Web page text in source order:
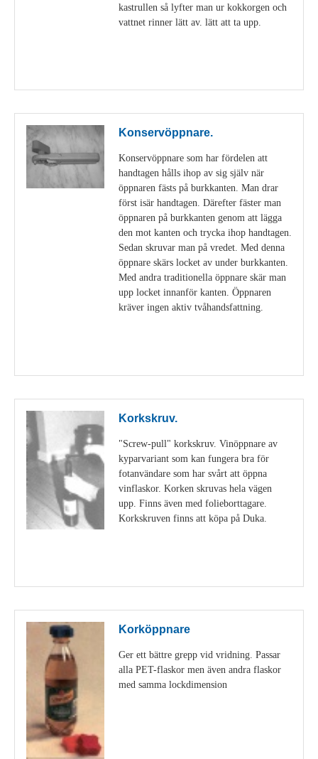
kastrullen så lyfter man ur kokkorgen och
vattnet rinner lätt av. lätt att ta upp.
Konservöppnare.
Konservöppnare som har fördelen att
handtagen hålls ihop av sig själv när
öppnaren fästs på burkkanten. Man drar
först isär handtagen. Därefter fäster man
öppnaren på burkkanten genom att lägga
den mot kanten och trycka ihop handtagen.
Sedan skruvar man på vredet. Med denna
öppnare skärs locket av under burkkanten.
Med andra traditionella öppnare skär man
upp locket innanför kanten. Öppnaren
kräver ingen aktiv tvåhandsfattning.
Korkskruv.
"Screw-pull" korkskruv. Vinöppnare av
kyparvariant som kan fungera bra för
fotanvändare som har svårt att öppna
vinflaskor. Korken skruvas hela vägen
upp. Finns även med folieborttagare.
Korkskruven finns att köpa på Duka.
Korköppnare
Ger ett bättre grepp vid vridning. Passar
alla PET-flaskor men även andra flaskor
med samma lockdimension